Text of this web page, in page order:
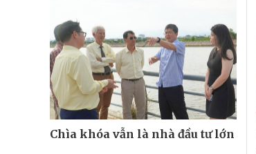
Chìa khóa vẫn là nhà đầu tư lớn